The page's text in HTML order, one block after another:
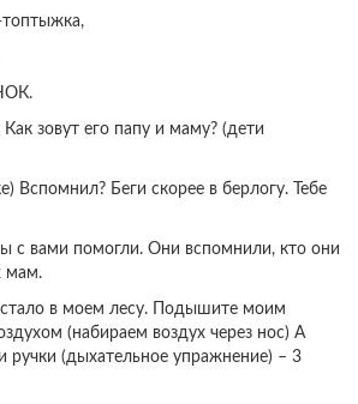
зовут его папу и маму? (дети
Вспомнил? Беги скорее в берлогу. Тебе
с вами помогли. Они вспомнили, кто они
мам.
стало в моем лесу. Подышите моим
(набираем воздух через нос) А
ручки (дыхательное упражнение) – 3